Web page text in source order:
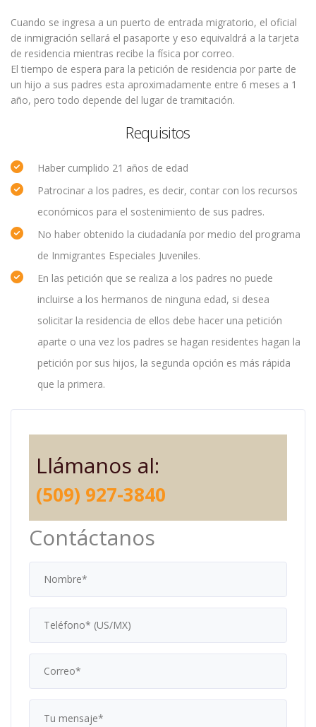
Cuando se ingresa a un puerto de entrada migratorio, el oficial
de inmigración sellará el pasaporte y eso equivaldrá a la tarjeta
de residencia mientras recibe la física por correo.
El tiempo de espera para la petición de residencia por parte de
un hijo a sus padres esta aproximadamente entre 6 meses a 1
año, pero todo depende del lugar de tramitación.
Requisitos
Haber cumplido 21 años de edad
Patrocinar a los padres, es decir, contar con los recursos
económicos para el sostenimiento de sus padres.
No haber obtenido la ciudadanía por medio del programa
de Inmigrantes Especiales Juveniles.
En las petición que se realiza a los padres no puede
incluirse a los hermanos de ninguna edad, si desea
solicitar la residencia de ellos debe hacer una petición
aparte o una vez los padres se hagan residentes hagan la
petición por sus hijos, la segunda opción es más rápida
que la primera.
Llámanos al:
(509) 927-3840
Contáctanos